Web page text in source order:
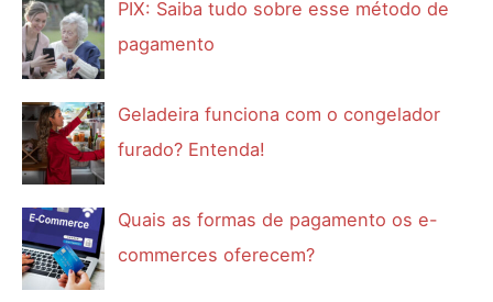
PIX: Saiba tudo sobre esse método de
pagamento
Geladeira funciona com o congelador
furado? Entenda!
Quais as formas de pagamento os e-
commerces oferecem?